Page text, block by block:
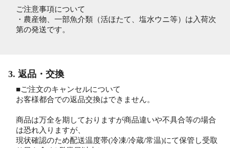
ご注意事項について
・農産物、一部魚介類（活ほたて、塩水ウニ等）は入荷次
第の発送です。
3. 返品・交換
■ご注文のキャンセルについて
お客様都合での返品交換はできません。
商品は万全を期しておりますが商品違いや不具合等の場合
は恐れ入りますが、
現状確認のため配送温度帯(冷凍/冷蔵/常温)にて保管し受取